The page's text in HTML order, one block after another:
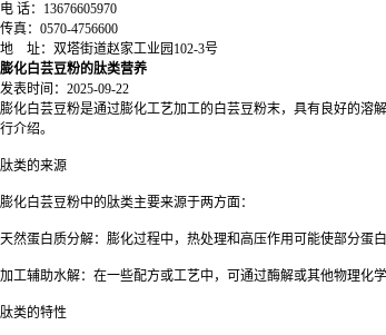
电 话：13676605970
传真：0570-4756600
地 址：双塔街道赵家工业园102-3号
膨化白芸豆粉的肽类营养
发表时间：2025-09-22
膨化白芸豆粉是通过膨化工艺加工的白芸豆粉末，具有良好的溶
行介绍。
肽类的来源
膨化白芸豆粉中的肽类主要来源于两方面：
天然蛋白质分解：膨化过程中，热处理和高压作用可能使部分蛋
加工辅助水解：在一些配方或工艺中，可通过酶解或其他物理化
肽类的特性